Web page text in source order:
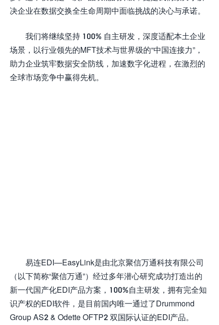
决企业在数据交换全生命周期中面临挑战的决心与承诺。
我们将继续坚持 100% 自主研发，深度适配本土企业
场景，以行业领先的MFT技术与世界级的“中国连接力”，
助力企业筑牢数据安全防线，加速数字化进程，在激烈的
全球市场竞争中赢得先机。
易连EDI—EasyLink是由北京聚信万通科技有限公司
（以下简称“聚信万通”）经过多年潜心研究成功打造出的
新一代国产化EDI产品方案，100%自主研发，拥有完全知
识产权的EDI软件，是目前国内唯一通过了Drummond
Group AS2 & Odette OFTP2 双国际认证的EDI产品。